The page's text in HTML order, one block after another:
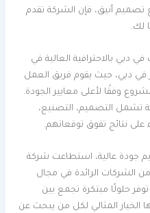
أنيق، فإن الشركة تقدم
لك.
دبي بالاحترافية العالية في
في دبي، حيث يقوم فريق العمل
وفقًا لأعلى معايير الجودة.
التصميم، التصنيع،
نتائج تفوق توقعاتهم.
جودة عالية، استطاعت شركة
الشركات الرائدة في مجال
حلولًا مبتكرة تجمع بين
الخيار المثالي لكل من يبحث عن